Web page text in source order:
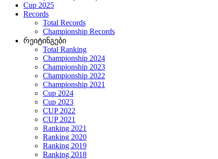
Cup 2025
Records
Total Records
Championship Records
რეიტინგები
Total Ranking
Championship 2024
Championship 2023
Championship 2022
Championship 2021
Cup 2024
Cup 2023
CUP 2022
CUP 2021
Ranking 2021
Ranking 2020
Ranking 2019
Ranking 2018